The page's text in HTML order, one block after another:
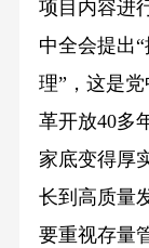
项目内容进
中全会提出
理”，这是
革开放40多
家底变得厚
长到高质量
要重视存量